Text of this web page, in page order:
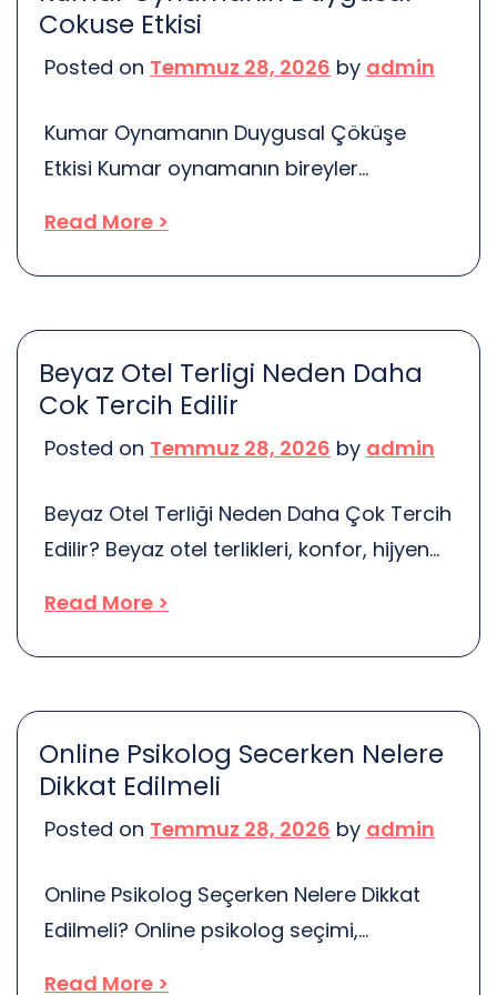
sorunun cevabı! Öncelikle, evlerde sıkça
tercih edilir. Salon, oturma odası ve yatak
Cokuse Etkisi
Posted on Temmuz 28, 2026 by admin
Kumar Oynamanın Duygusal Çöküşe
Etkisi Kumar oynamanın bireyler
derin ve karmaşık olabilir. Birçok insan,
kumar oynarken heyecan ve mutluluk
çarpıcıdır. Kumar, bireylerin hayatında
büyük değişikliklere yol açabilir. Peki, bu
değişiklikler neler? İşte bazıları: Duygusal
halini olumsuz […]
Read More >
Beyaz Otel Terligi Neden Daha
Cok Tercih Edilir
Posted on Temmuz 28, 2026 by admin
Beyaz Otel Terliği Neden Daha Çok Tercih
Edilir? Beyaz otel terlikleri, konfor, hijyen
ile misafirlerin gözdesi haline gelmiştir.
Peki, bu terlikler neden bu kadar popüler?
deneyim yaşaması çok önemlidir. Beyaz
terlikler, yumuşak materyalleri sayesinde
ayakları sarmakta ve uzun süreli […]
Read More >
Online Psikolog Secerken Nelere
Dikkat Edilmeli
Posted on Temmuz 28, 2026 by admin
Online Psikolog Seçerken Nelere Dikkat
Edilmeli? Online psikolog seçimi,
Read More >